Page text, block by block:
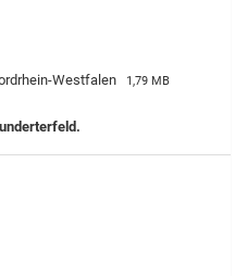
Westfalen 1,79 MB